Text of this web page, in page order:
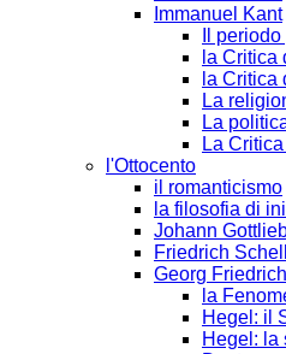
Immanuel Kant
Il
la Critica
la Critica
La
La
La
l'Ottocento
il romanticismo
la filosofia di
Johann
Friedrich
Georg
la
Hegel: il
Hegel: la